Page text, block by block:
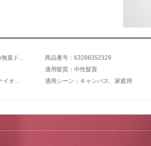
商品番号：63288352329
適用髪質：中性髪質
適用シーン：キャンパス、家庭用